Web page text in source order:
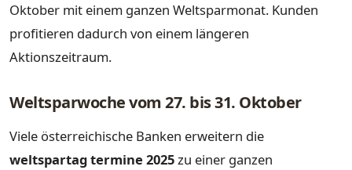
Oktober mit einem ganzen Weltsparmonat. Kunden
profitieren dadurch von einem längeren
Aktionszeitraum.
Weltsparwoche vom 27. bis 31. Oktober
Viele österreichische Banken erweitern die
weltspartag termine 2025zu einer ganzen